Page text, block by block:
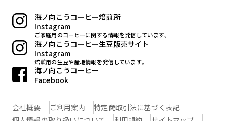
海ノ向こうコーヒー焙煎所
Instagram
ご家庭用のコーヒーに関する情報を発信しています。
海ノ向こうコーヒー生豆販売サイト
Instagram
焙煎用の生豆や産地情報を発信しています。
海ノ向こうコーヒー
Facebook
会社概要 ご利用案内
特定商取引法に基づく表記